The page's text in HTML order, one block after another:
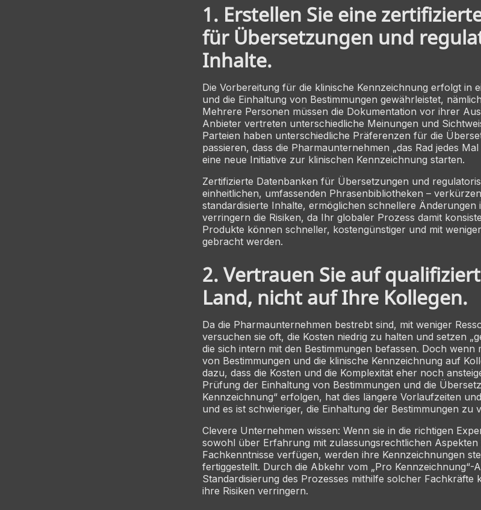
1. Erstellen Sie eine
für Übersetzungen und
Inhalte.
Die Vorbereitung für die klinische Kennzeichnung erfolgt in
und die Einhaltung von Bestimmungen gewährleistet,
Mehrere Personen müssen die Dokumentation vor ihrer
Anbieter vertreten unterschiedliche Meinungen und
Parteien haben unterschiedliche Präferenzen für die
passieren, dass die Pharmaunternehmen „das Rad jedes
eine neue Initiative zur klinischen Kennzeichnung starten.
Zertifizierte Datenbanken für Übersetzungen und
einheitlichen, umfassenden Phrasenbibliotheken –
standardisierte Inhalte, ermöglichen schnellere Änderungen
verringern die Risiken, da Ihr globaler Prozess damit
Produkte können schneller, kostengünstiger und mit
gebracht werden.
2. Vertrauen Sie auf
Land, nicht auf Ihre Kollegen.
Da die Pharmaunternehmen bestrebt sind, mit weniger
versuchen sie oft, die Kosten niedrig zu halten und setzen
die sich intern mit den Bestimmungen befassen. Doch wenn
von Bestimmungen und die klinische Kennzeichnung auf
dazu, dass die Kosten und die Komplexität eher noch
Prüfung der Einhaltung von Bestimmungen und die
Kennzeichnung“ erfolgen, hat dies längere Vorlaufzeiten
und es ist schwieriger, die Einhaltung der Bestimmungen zu
Clevere Unternehmen wissen: Wenn sie in die richtigen
sowohl über Erfahrung mit zulassungsrechtlichen
Fachkenntnisse verfügen, werden ihre Kennzeichnungen
fertiggestellt. Durch die Abkehr vom „Pro Kennzeichnung“-
Standardisierung des Prozesses mithilfe solcher Fachkräfte
ihre Risiken verringern.